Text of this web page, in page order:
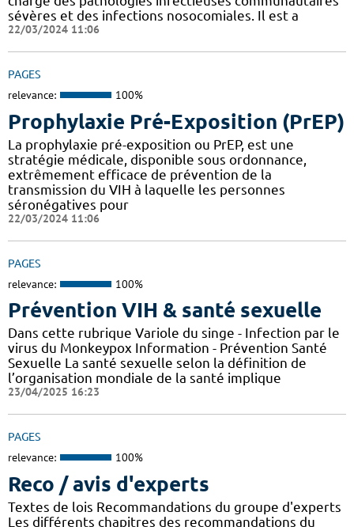
sévères et des infections nosocomiales. Il est a
22/03/2024 11:06
PAGES
relevance: 100%
Prophylaxie Pré-Exposition (PrEP)
La prophylaxie pré-exposition ou PrEP, est une
stratégie médicale, disponible sous ordonnance,
extrêmement efficace de prévention de la
transmission du VIH à laquelle les personnes
séronégatives pour
22/03/2024 11:06
PAGES
relevance: 100%
Prévention VIH & santé sexuelle
Dans cette rubrique Variole du singe - Infection par le
virus du Monkeypox Information - Prévention Santé
Sexuelle La santé sexuelle selon la définition de
l’organisation mondiale de la santé implique
23/04/2025 16:23
PAGES
relevance: 100%
Reco / avis d'experts
Textes de lois Recommandations du groupe d'experts
Les différents chapitres des recommandations du